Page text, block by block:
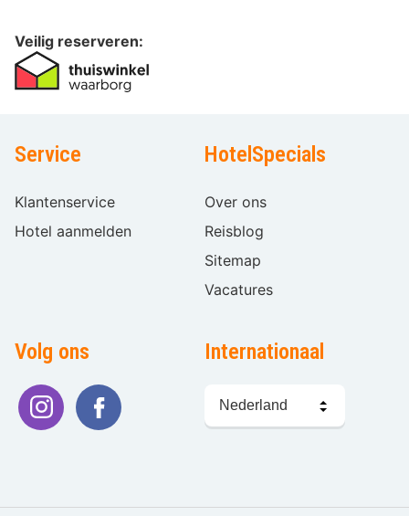
Veilig reserveren:
Service
Klantenservice
Hotel aanmelden
HotelSpecials
Over ons
Reisblog
Sitemap
Vacatures
Volg ons Internationaal
kiezen